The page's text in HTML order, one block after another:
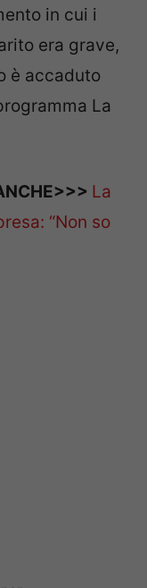
in cui i
era grave,
è accaduto
La
La
“Non so